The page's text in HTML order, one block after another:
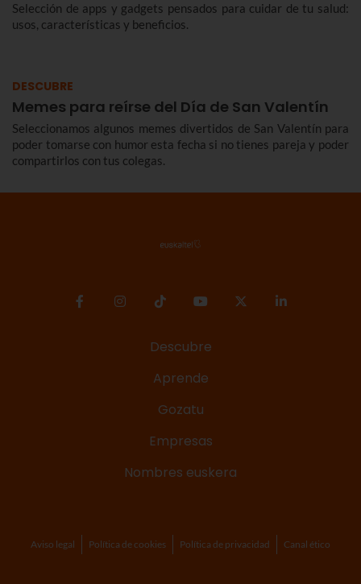
Selección de apps y gadgets pensados para cuidar de tu salud:
usos, características y beneficios.
DESCUBRE
Memes para reírse del Día de San Valentín
Seleccionamos algunos memes divertidos de San Valentín para
poder tomarse con humor esta fecha si no tienes pareja y poder
compartirlos con tus colegas.
Descubre
Aprende
Gozatu
Empresas
Nombres euskera
Aviso legal Política de cookies Política de privacidad Canal ético